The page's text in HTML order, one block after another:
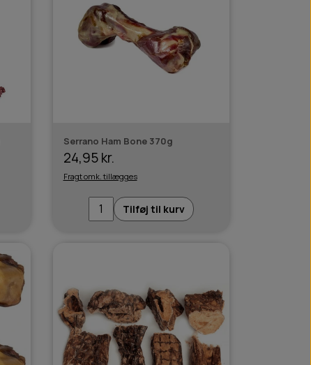
Serrano Ham Bone 370g
24,95 kr.
Fragt omk. tillægges
Tilføj til kurv